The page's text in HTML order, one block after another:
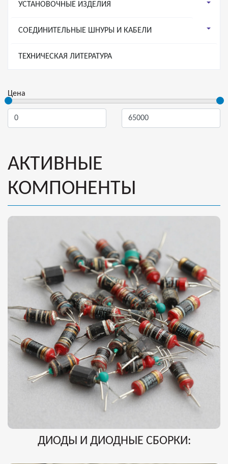
УСТАНОВОЧНЫЕ ИЗДЕЛИЯ
СОЕДИНИТЕЛЬНЫЕ ШНУРЫ И КАБЕЛИ
ТЕХНИЧЕСКАЯ ЛИТЕРАТУРА
Цена
АКТИВНЫЕ
КОМПОНЕНТЫ
ДИОДЫ И ДИОДНЫЕ СБОРКИ: